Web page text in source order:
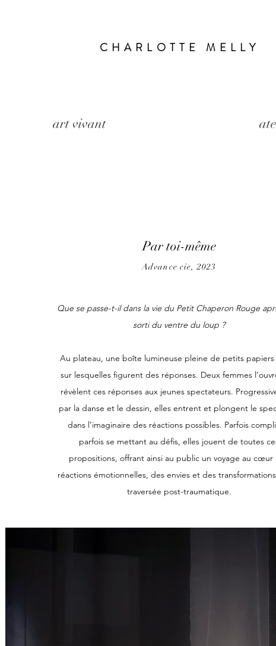
CHARLOTTE MELLY
art vivant
Par toi-même
Advance cie, 2023
Que se passe-t-il dans la vie du Petit Chaperon Rouge
sorti du ventre du loup ?
Au plateau, une boîte lumineuse pleine de petits
sur lesquelles figurent des réponses. Deux femmes
révèlent ces réponses aux jeunes spectateurs.
par la danse et le dessin, elles entrent et plongent le
dans l’imaginaire des réactions possibles. Parfois
parfois se mettant au défis, elles jouent de toutes
propositions, offrant ainsi au public un voyage au cœur
réactions émotionnelles, des envies et des
traversée post-traumatique.